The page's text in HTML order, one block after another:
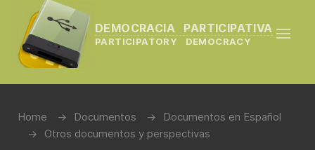
DEMOCRACIA PARTICIPATIVA
PARTICIPATORY DEMOCRACY
Home Documentos
Documentos en Español
Otros documentos y perspectivas